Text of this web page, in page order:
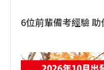
6位前輩備考經驗